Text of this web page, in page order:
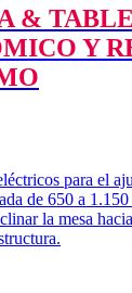
&
Y
para el
de 650 a
la mesa